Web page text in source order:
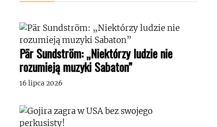
Pär Sundström: „Niektórzy ludzie nie
rozumieją muzyki Sabaton”
16 lipca 2026